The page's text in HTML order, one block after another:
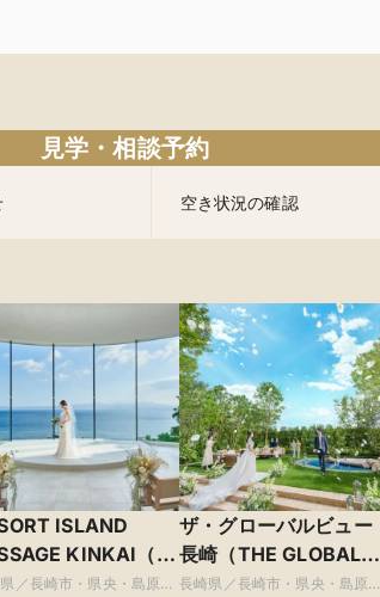
見学・相談予約
空き状況の確認
ISLAND
KINKAI（パ
ジュ琴海）
／長崎市・県央・島原・
ザ・グローバルビュー
長崎（THE GLOBAL
VIEW長崎）
長崎県／長崎市・県央・島原・